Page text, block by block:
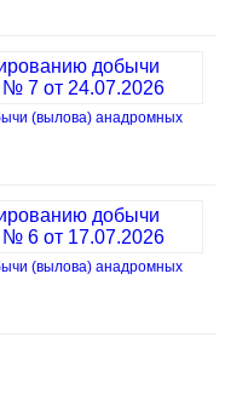
(вылова) анадромных
(вылова) анадромных